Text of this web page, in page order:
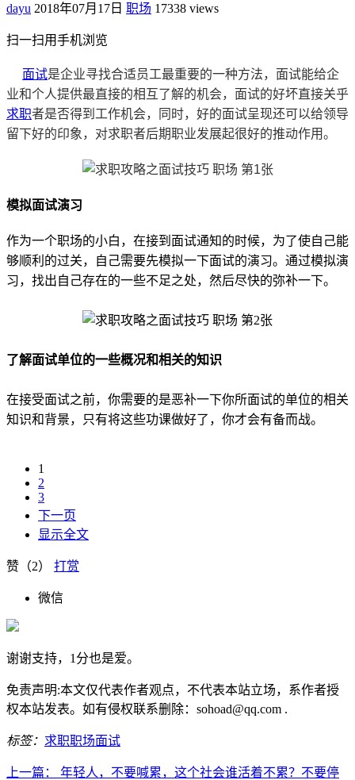
dayu 2018年07月17日 职场 17338 views
扫一扫用手机浏览
面试是企业寻找合适员工最重要的一种方法，面试能给企
业和个人提供最直接的相互了解的机会，面试的好坏直接关乎
求职者是否得到工作机会，同时，好的面试呈现还可以给领导
留下好的印象，对求职者后期职业发展起很好的推动作用。
模拟面试演习
作为一个职场的小白，在接到面试通知的时候，为了使自己能
够顺利的过关，自己需要先模拟一下面试的演习。通过模拟演
习，找出自己存在的一些不足之处，然后尽快的弥补一下。
了解面试单位的一些概况和相关的知识
在接受面试之前，你需要的是恶补一下你所面试的单位的相关
知识和背景，只有将这些功课做好了，你才会有备而战。
1
2
3
下一页
显示全文
赞（2） 打赏
微信
谢谢支持，1分也是爱。
免责声明:本文仅代表作者观点，不代表本站立场，系作者授
权本站发表。如有侵权联系删除：sohoad@qq.com .
标签： 求职职场面试
上一篇：
年轻人，不要喊累，这个社会谁活着不累？不要停